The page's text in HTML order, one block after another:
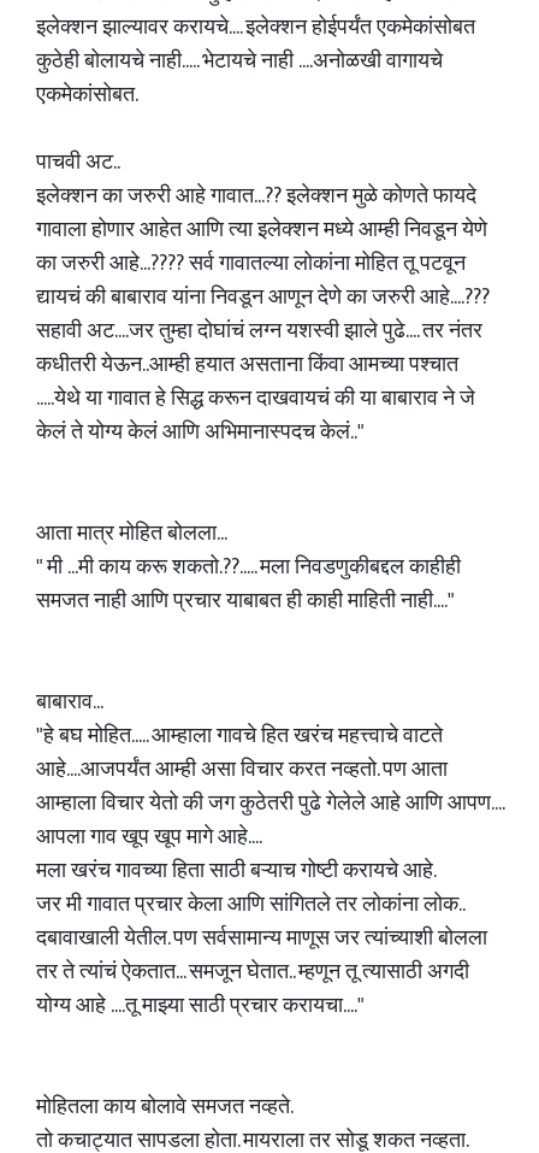
इलेक्शन झाल्यावर करायचे.... इलेक्शन होईपर्यंत एकमेकांसोबत
कुठेही बोलायचे नाही..... भेटायचे नाही ....अनोळखी वागायचे
एकमेकांसोबत.
पाचवी अट..
इलेक्शन का जरुरी आहे गावात...?? इलेक्शन मुळे कोणते फायदे
गावाला होणार आहेत आणि त्या इलेक्शन मध्ये आम्ही निवडून येणे
का जरुरी आहे...???? सर्व गावातल्या लोकांना मोहित तू पटवून
द्यायचं की बाबाराव यांना निवडून आणून देणे का जरुरी आहे....???
सहावी अट....जर तुम्हा दोघांचं लग्न यशस्वी झाले पुढे.... तर नंतर
कधीतरी येऊन..आम्ही हयात असताना किंवा आमच्या पश्चात
.....येथे या गावात हे सिद्ध करून दाखवायचं की या बाबाराव ने जे
केलं ते योग्य केलं आणि अभिमानास्पदच केलं.."
आता मात्र मोहित बोलला...
" मी ...मी काय करू शकतो.??..... मला निवडणुकीबद्दल काहीही
समजत नाही आणि प्रचार याबाबत ही काही माहिती नाही...."
बाबाराव...
"हे बघ मोहित..... आम्हाला गावचे हित खरंच महत्त्वाचे वाटते
आहे....आजपर्यंत आम्ही असा विचार करत नव्हतो. पण आता
आम्हाला विचार येतो की जग कुठेतरी पुढे गेलेले आहे आणि आपण....
आपला गाव खूप खूप मागे आहे....
मला खरंच गावच्या हिता साठी बऱ्याच गोष्टी करायचे आहे.
जर मी गावात प्रचार केला आणि सांगितले तर लोकांना लोक..
दबावाखाली येतील. पण सर्वसामान्य माणूस जर त्यांच्याशी बोलला
तर ते त्यांचं ऐकतात... समजून घेतात.. म्हणून तू त्यासाठी अगदी
योग्य आहे ....तू माझ्या साठी प्रचार करायचा...."
मोहितला काय बोलावे समजत नव्हते.
तो कचाट्यात सापडला होता. मायराला तर सोडू शकत नव्हता.